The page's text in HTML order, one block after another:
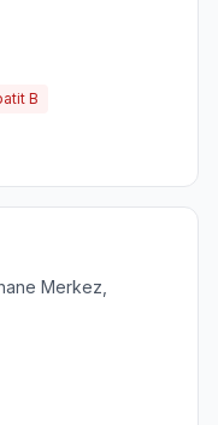
B
Merkez,